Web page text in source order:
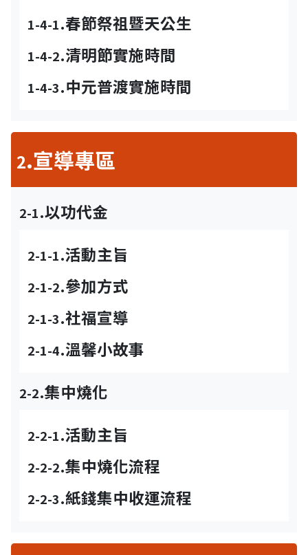
1-4-1.春節祭祖暨天公生
1-4-2.清明節實施時間
1-4-3.中元普渡實施時間
2.宣導專區
2-1.以功代金
2-1-1.活動主旨
2-1-2.參加方式
2-1-3.社福宣導
2-1-4.溫馨小故事
2-2.集中燒化
2-2-1.活動主旨
2-2-2.集中燒化流程
2-2-3.紙錢集中收運流程